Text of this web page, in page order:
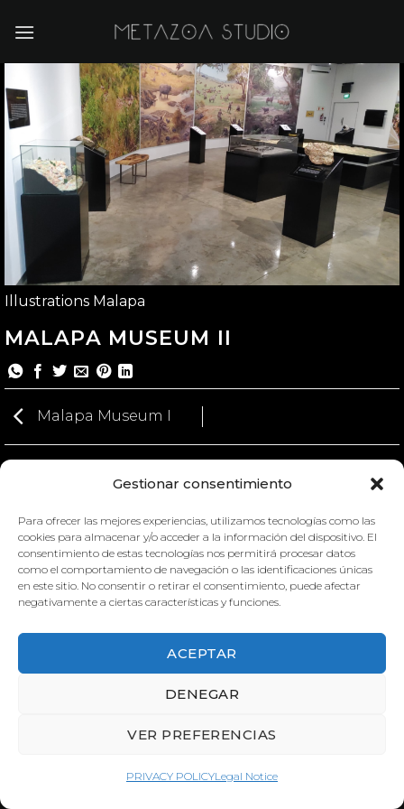
Gestionar consentimiento
Para ofrecer las mejores experiencias, utilizamos tecnologías como las
cookies para almacenar y/o acceder a la información del dispositivo. El
consentimiento de estas tecnologías nos permitirá procesar datos
como el comportamiento de navegación o las identificaciones únicas
en este sitio. No consentir o retirar el consentimiento, puede afectar
negativamente a ciertas características y funciones.
ACEPTAR
DENEGAR
VER PREFERENCIAS
PRIVACY POLICYLegal Notice
Illustrations Malapa
MALAPA MUSEUM II
Malapa Museum I
MALAPA MUSEUM I